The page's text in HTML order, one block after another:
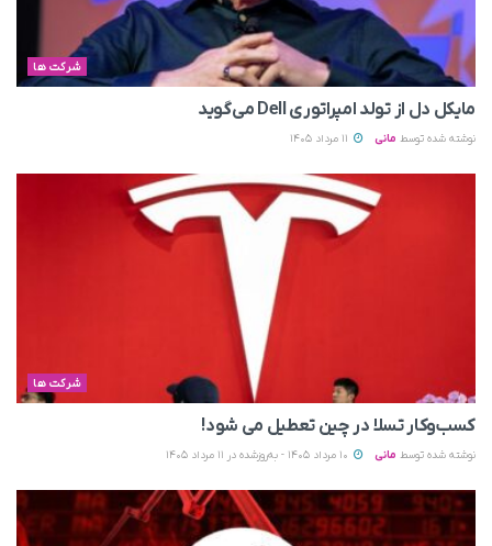
شرکت ها
مایکل دل از تولد امپراتوری Dell می‌گوید
نوشته شده توسط مانی
شرکت ها
کسب‌وکار تسلا در چین تعطیل می‌ شود!
نوشته شده توسط مانی